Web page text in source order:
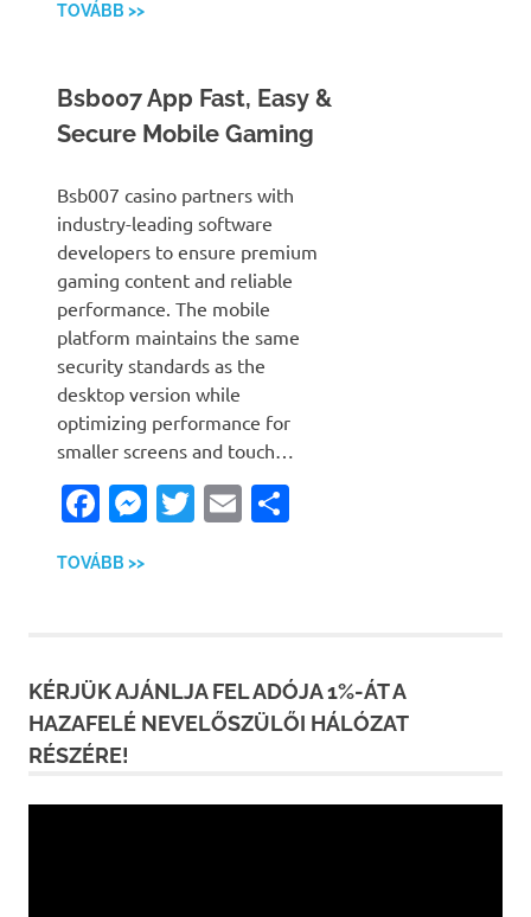
TOVÁBB >>
Bsb007 App Fast, Easy &
Secure Mobile Gaming
Bsb007 casino partners with
industry-leading software
developers to ensure premium
gaming content and reliable
performance. The mobile
platform maintains the same
security standards as the
desktop version while
optimizing performance for
smaller screens and touch…
Facebook
Messenger
Twitter
Email
TOVÁBB >>
KÉRJÜK AJÁNLJA FEL ADÓJA 1%-ÁT A
HAZAFELÉ NEVELŐSZÜLŐI HÁLÓZAT
RÉSZÉRE!